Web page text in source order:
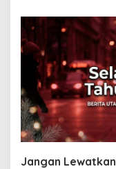
i
g
a
i
p
o
s
Jangan Lewatkan